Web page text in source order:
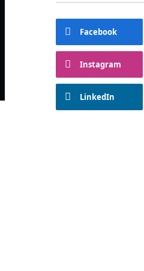
Facebook
Instagram
LinkedIn